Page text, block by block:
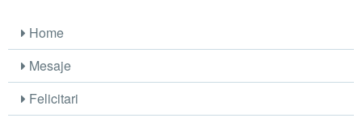
Home
Mesaje
Felicitari